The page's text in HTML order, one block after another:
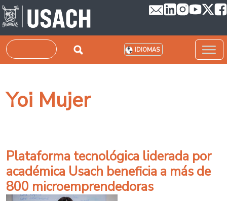
Pasar al contenido principal
Buscar IDIOMAS
Yoi Mujer
Plataforma tecnológica liderada por
académica Usach beneficia a más de
800 microemprendedoras